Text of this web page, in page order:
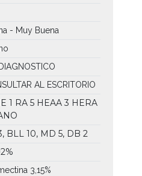
- Muy Buena
AL ESCRITORIO
1 RA 5 HEAA3 HERA
BLL 10, MD 5, DB 2
3,15%